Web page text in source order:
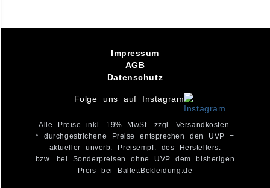
Impressum
AGB
Datenschutz
Folge uns auf Instagram
Alle Preise inkl. 19% MwSt. zzgl. Versandkosten.
* durchgestrichene Preise entsprechen den UVP =
aktueller unverb. Preisempf. des Herstellers.
bzw. bei Sonderpreisen ohne UVP dem bisherigen
Preis bei BallettBekleidung.de